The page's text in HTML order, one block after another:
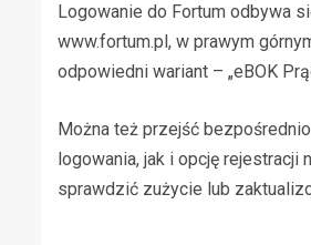
Logowanie do Fortum odbywa
www.fortum.pl, w prawym
odpowiedni wariant – „eBOK
Można też przejść
logowania, jak i opcję
sprawdzić zużycie lub